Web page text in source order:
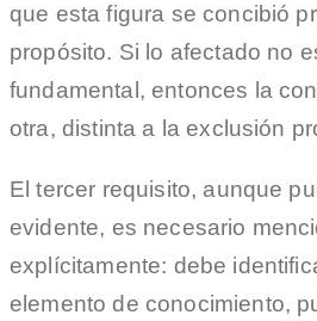
que esta figura se concibió
propósito. Si lo afectado no
fundamental, entonces la
otra, distinta a la exclusión
El tercer requisito, aunque
evidente, es necesario
explícitamente: debe
elemento de conocimiento,